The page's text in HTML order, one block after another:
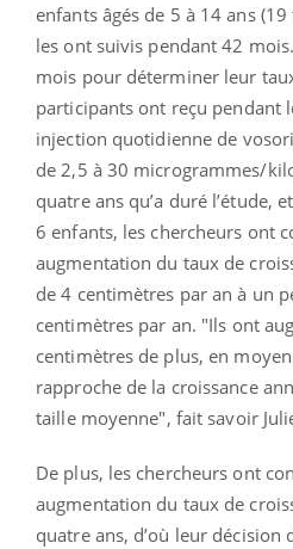
enfants âgés de 5 à 14 ans
les ont suivis pendant 42
mois pour déterminer leur
participants ont reçu pendant
injection quotidienne de
de 2,5 à 30 microgrammes/
quatre ans qu’a duré l’étude,
6 enfants, les chercheurs ont
augmentation du taux de
de 4 centimètres par an à un
centimètres par an. "Ils ont
centimètres de plus, en
rapproche de la croissance
taille moyenne", fait savoir
De plus, les chercheurs ont
augmentation du taux de
quatre ans, d’où leur décision